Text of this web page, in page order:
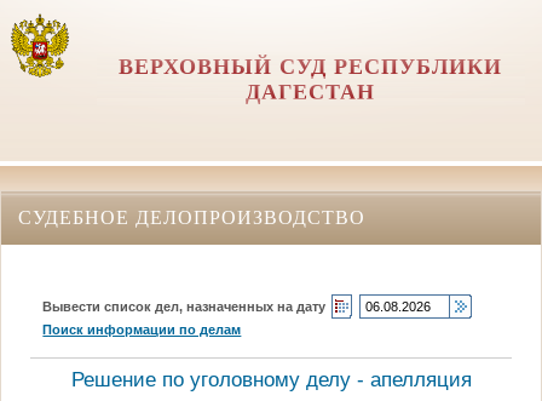
ВЕРХОВНЫЙ СУД РЕСПУБЛИКИ
ДАГЕСТАН
СУДЕБНОЕ ДЕЛОПРОИЗВОДСТВО
Вывести список дел, назначенных на дату
Поиск информации по делам
Решение по уголовному делу - апелляция